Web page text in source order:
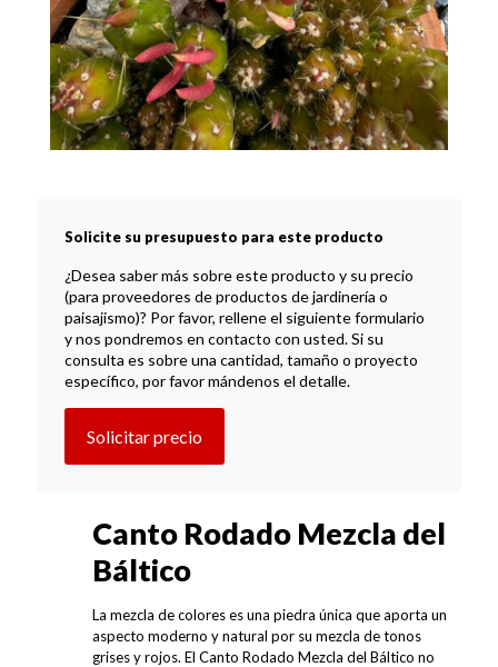
Solicite su presupuesto para este producto
¿Desea saber más sobre este producto y su precio
(para proveedores de productos de jardinería o
paisajismo)? Por favor, rellene el siguiente formulario
y nos pondremos en contacto con usted. Si su
consulta es sobre una cantidad, tamaño o proyecto
específico, por favor mándenos el detalle.
Solicitar precio
Canto Rodado Mezcla del
Báltico
La mezcla de colores es una piedra única que aporta un
aspecto moderno y natural por su mezcla de tonos
grises y rojos. El Canto Rodado Mezcla del Báltico no